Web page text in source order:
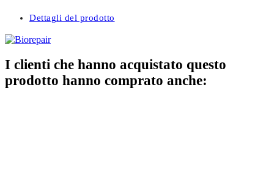
Dettagli del prodotto
I clienti che hanno acquistato questo
prodotto hanno comprato anche: